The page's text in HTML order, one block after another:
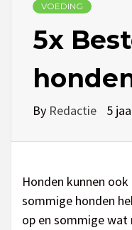
VOEDING
5x
By Redactie 5
Honden kunnen
sommige honden
op en sommige wat